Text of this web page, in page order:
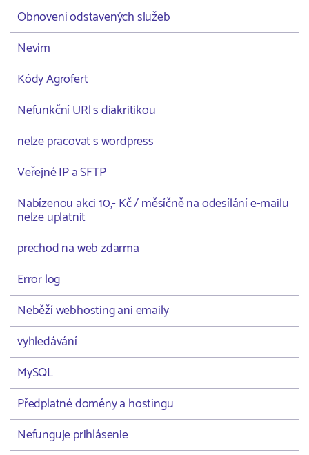
Obnovení odstavených služeb
Nevím
Kódy Agrofert
Nefunkční URl s diakritikou
nelze pracovat s wordpress
Veřejné IP a SFTP
Nabízenou akci 10,- Kč / měsíčně na odesílání e-mailu
nelze uplatnit
prechod na web zdarma
Error log
Neběží webhosting ani emaily
vyhledávání
MySQL
Předplatné domény a hostingu
Nefunguje prihlásenie